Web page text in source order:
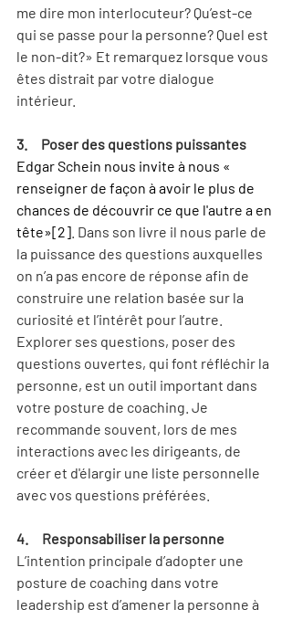
me dire mon interlocuteur? Qu’est-ce
qui se passe pour la personne? Quel est
le non-dit?» Et remarquez lorsque vous
êtes distrait par votre dialogue
intérieur.
3.     Poser des questions puissantes
Edgar Schein nous invite à nous «
renseigner de façon à avoir le plus de
chances de découvrir ce que l'autre a en
tête»[2] . Dans son livre il nous parle de
la puissance des questions auxquelles
on n’a pas encore de réponse afin de
construire une relation basée sur la
curiosité et l’intérêt pour l’autre.
Explorer ses questions, poser des
questions ouvertes, qui font réfléchir la
personne, est un outil important dans
votre posture de coaching. Je
recommande souvent, lors de mes
interactions avec les dirigeants, de
créer et d'élargir une liste personnelle
avec vos questions préférées.
4.     Responsabiliser la personne
L’intention principale d’adopter une
posture de coaching dans votre
leadership est d’amener la personne à